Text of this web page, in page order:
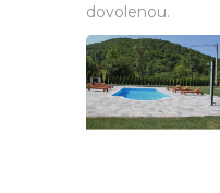
dovolenou.